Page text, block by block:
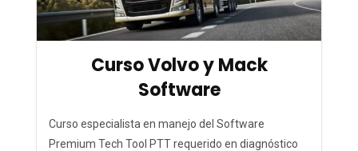
Curso Volvo y Mack
Software
Curso especialista en manejo del Software
Premium Tech Tool PTT requerido en diagnóstico